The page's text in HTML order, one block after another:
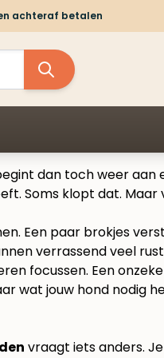
achteraf betalen
dan toch weer aan
Soms klopt dat.
Een paar brokjes
verrassend veel
focussen. Een
wat jouw hond nodig
vraagt iets anders.